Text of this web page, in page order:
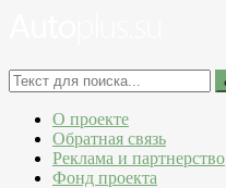
О проекте
Обратная связь
Реклама и партнерство
Фонд проекта